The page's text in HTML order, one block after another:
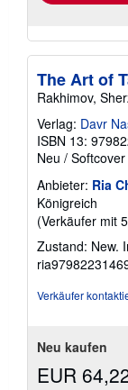
The Art of
Rakhimov,
Verlag: Davr
ISBN 13:
Neu / Softcover
Anbieter: Ria
Königreich
(Verkäufer mit
Zustand: New.
Verkäufer
Neu kaufen
EUR